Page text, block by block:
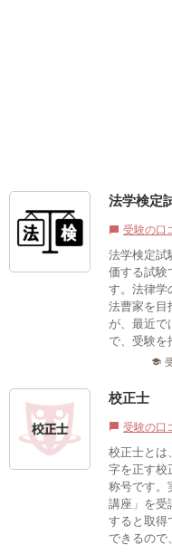
法学検定
chat_bubble 受験の口
法学検定試
価する試験
す。法律学
法曹家を目
が、最近で
で、受験を
school
校正士
chat_bubble 受験の口
校正士とは
字を正す校
称号です。
講座」を受
すると取得
できるので